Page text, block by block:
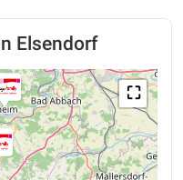
Elsendorf
⛶